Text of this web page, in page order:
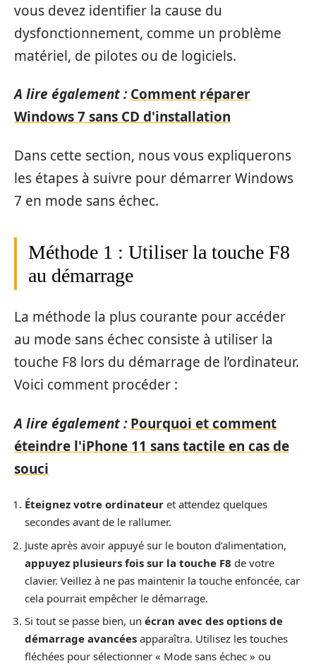
vous devez identifier la cause du
dysfonctionnement, comme un problème
matériel, de pilotes ou de logiciels.
A lire également : Comment réparer
Windows 7 sans CD d'installation
Dans cette section, nous vous expliquerons
les étapes à suivre pour démarrer Windows
7 en mode sans échec.
Méthode 1 : Utiliser la touche F8
au démarrage
La méthode la plus courante pour accéder
au mode sans échec consiste à utiliser la
touche F8 lors du démarrage de l’ordinateur.
Voici comment procéder :
A lire également : Pourquoi et comment
éteindre l'iPhone 11 sans tactile en cas de
souci
Éteignez votre ordinateur et attendez quelques
secondes avant de le rallumer.
Juste après avoir appuyé sur le bouton d’alimentation,
appuyez plusieurs fois sur la touche F8 de votre
clavier. Veillez à ne pas maintenir la touche enfoncée, car
cela pourrait empêcher le démarrage.
Si tout se passe bien, un écran avec des options de
démarrage avancées apparaîtra. Utilisez les touches
fléchées pour sélectionner « Mode sans échec » ou